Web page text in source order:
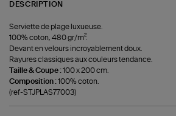
DESCRIPTION
Serviette de plage luxueuse.
100% coton, 480 gr/m².
Devant en velours incroyablement doux.
Rayures classiques aux couleurs tendance.
Taille & Coupe :100 x 200 cm.
Composition :100% coton.
(ref-STJPLAS77003)